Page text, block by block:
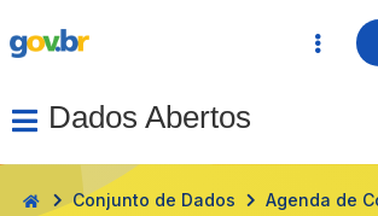
Dados Abertos
HOME Conjunto de Dados